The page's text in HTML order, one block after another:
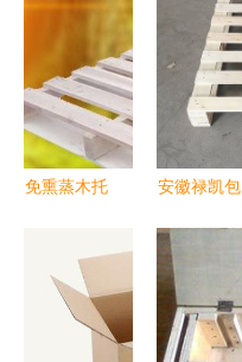
效选购与交
易
制作，蒸汽
炸锅走起
包装与外观
免熏蒸木托
安徽禄凯包
蒸木托盘与
包装箱制的
高清实景优